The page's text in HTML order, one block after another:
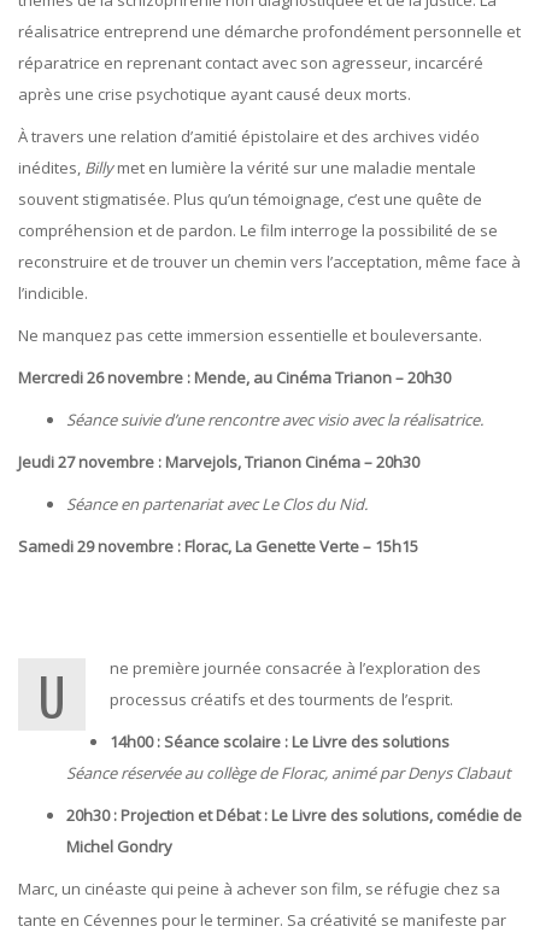
réalisatrice entreprend une démarche profondément personnelle et
réparatrice en reprenant contact avec son agresseur, incarcéré
après une crise psychotique ayant causé deux morts.
À travers une relation d’amitié épistolaire et des archives vidéo
inédites, Billymet en lumière la vérité sur une maladie mentale
souvent stigmatisée. Plus qu’un témoignage, c’est une quête de
compréhension et de pardon. Le film interroge la possibilité de se
reconstruire et de trouver un chemin vers l’acceptation, même face à
l’indicible.
Ne manquez pas cette immersion essentielle et bouleversante.
Mercredi 26 novembre : Mende, au Cinéma Trianon – 20h30
Séance suivie d’une rencontre avec visio avec la réalisatrice.
Jeudi 27 novembre : Marvejols, Trianon Cinéma – 20h30
Séance en partenariat avec Le Clos du Nid.
Samedi 29 novembre : Florac, La Genette Verte – 15h15
Une première journée consacrée à l’exploration des
processus créatifs et des tourments de l’esprit.
14h00 : Séance scolaire : Le Livre des solutions
Séance réservée au collège de Florac, animé par Denys Clabaut
20h30 : Projection et Débat : Le Livre des solutions, comédie de
Michel Gondry
Marc, un cinéaste qui peine à achever son film, se réfugie chez sa
tante en Cévennes pour le terminer. Sa créativité se manifeste par